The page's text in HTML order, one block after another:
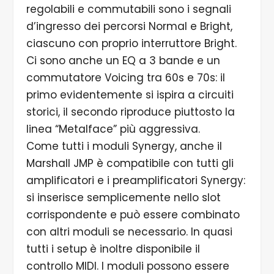
regolabili e commutabili sono i segnali
d’ingresso dei percorsi Normal e Bright,
ciascuno con proprio interruttore Bright.
Ci sono anche un EQ a 3 bande e un
commutatore Voicing tra 60s e 70s: il
primo evidentemente si ispira a circuiti
storici, il secondo riproduce piuttosto la
linea “Metalface” più aggressiva.
Come tutti i moduli Synergy, anche il
Marshall JMP è compatibile con tutti gli
amplificatori e i preamplificatori Synergy:
si inserisce semplicemente nello slot
corrispondente e può essere combinato
con altri moduli se necessario. In quasi
tutti i setup è inoltre disponibile il
controllo MIDI. I moduli possono essere